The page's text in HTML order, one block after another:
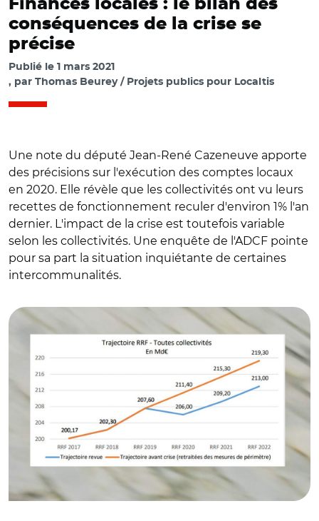
Finances locales : le bilan des
conséquences de la crise se
précise
Publié le 1 mars 2021
par Thomas Beurey / Projets publics pour Localtis
Une note du député Jean-René Cazeneuve apporte
des précisions sur l'exécution des comptes locaux
en 2020. Elle révèle que les collectivités ont vu leurs
recettes de fonctionnement reculer d'environ 1% l'an
dernier. L'impact de la crise est toutefois variable
selon les collectivités. Une enquête de l'ADCF pointe
pour sa part la situation inquiétante de certaines
intercommunalités.